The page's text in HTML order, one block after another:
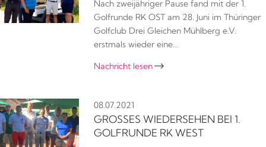
Nach zweijähriger Pause fand mit der 1.
Golfrunde RK OST am 28. Juni im Thüringer
Golfclub Drei Gleichen Mühlberg e.V.
erstmals wieder eine…
Nachricht lesen 
08.07.2021
GROSSES WIEDERSEHEN BEI 1. G
OLFRUNDE RK WEST